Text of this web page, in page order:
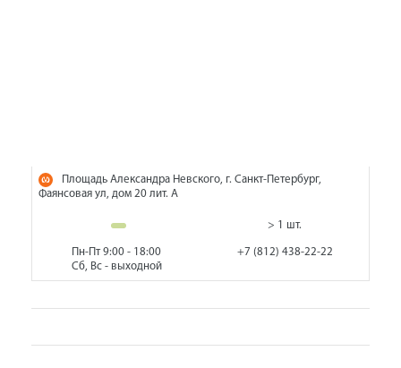
Площадь Александра Невского, г. Санкт-Петербург,
Фаянсовая ул, дом 20 лит. А
> 1 шт.
Пн-Пт 9:00 - 18:00
Сб, Вс - выходной
+7 (812) 438-22-22